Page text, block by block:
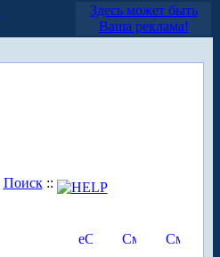
Здесь может быть
Ваша реклама!
Поиск::